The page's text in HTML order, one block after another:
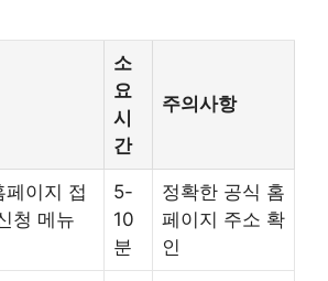
소
요
시
간
주의사항
페이지 접
청 메뉴
5-
10
분
정확한 공식 홈
페이지 주소 확
인